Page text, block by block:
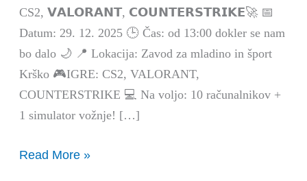
CS2, 𝗩𝗔𝗟𝗢𝗥𝗔𝗡𝗧, 𝗖𝗢𝗨𝗡𝗧𝗘𝗥𝗦𝗧𝗥𝗜𝗞𝗘🚀 📅
Datum: 29. 12. 2025 🕒 Čas: od 13:00 dokler se nam
bo dalo 🌙 📍 Lokacija: Zavod za mladino in šport
Krško 🎮IGRE: CS2, VALORANT,
COUNTERSTRIKE 💻 Na voljo: 10 računalnikov +
1 simulator vožnje! […]
Read More »